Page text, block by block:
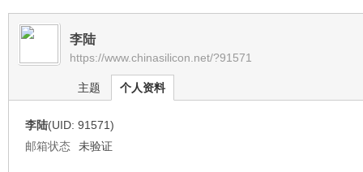
有› ›
李陆
https://www.chinasilicon.net/?91571
主题 个人资料
李陆(UID: 91571)
邮箱状态
未验证